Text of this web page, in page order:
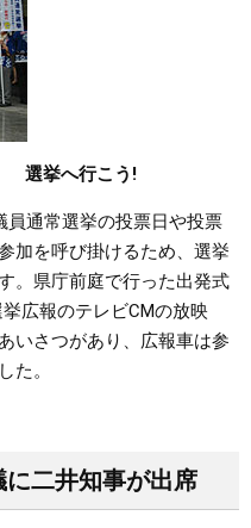
選挙へ行こう!
員通常選挙の投票日や投票
加を呼び掛けるため、選挙
。県庁前庭で行った出発式
広報のテレビCMの放映
いさつがあり、広報車は参
た。
二井知事が出席